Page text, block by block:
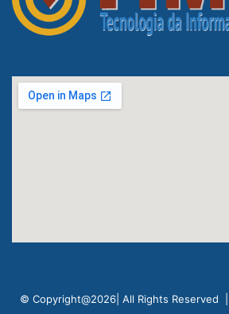
© Copyright@2026| All Rights Reserved |